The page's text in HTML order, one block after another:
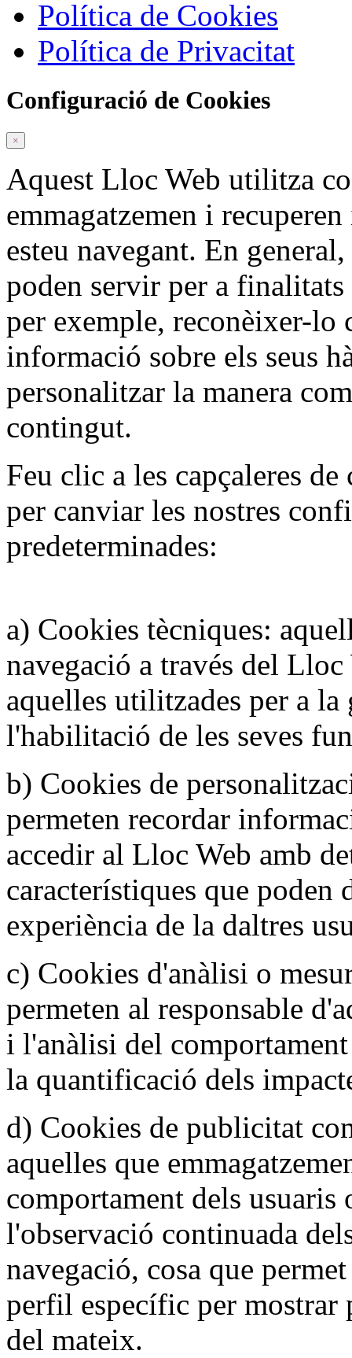
Política de Cookies
Política de Privacitat
Configuració de Cookies
×
Aquest Lloc Web utilitza
emmagatzemen i
esteu navegant. En
poden servir per a
per exemple, reconèixer-lo
informació sobre els seus
personalitzar la manera
contingut.
Feu clic a les capçaleres de
per canviar les nostres
predeterminades:
a) Cookies tècniques:
navegació a través del
aquelles utilitzades per a
l'habilitació de les seves
b) Cookies de
permeten recordar
accedir al Lloc Web amb
característiques que poden
experiència de la daltres
c) Cookies d'anàlisi o
permeten al responsable
i l'anàlisi del
la quantificació dels
d) Cookies de publicitat
aquelles que
comportament dels usuaris
l'observació continuada
navegació, cosa que
perfil específic per
del mateix.